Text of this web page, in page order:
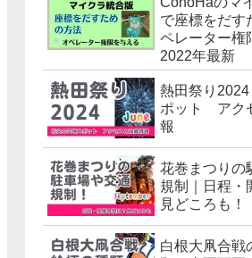
で座標をだす
ペレーター
2022年最新
熱田祭り
ポット アク
報
花巻まつりの
規制｜日程・
見どころも！
白根大凧合戦